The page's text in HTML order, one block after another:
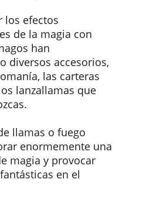
los efectos
de la magia con
han
diversos accesorios,
las carteras
lanzallamas que
llamas o fuego
enormemente una
magia y provocar
en el